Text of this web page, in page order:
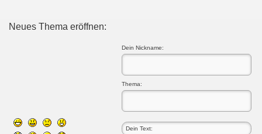
Neues Thema eröffnen:
Dein Nickname:
Thema: